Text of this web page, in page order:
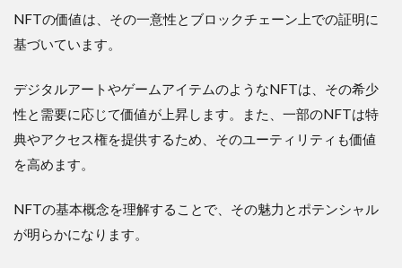
NFTの価値は、その一意性とブロックチェーン上での証明に
基づいています。
デジタルアートやゲームアイテムのようなNFTは、その希少
性と需要に応じて価値が上昇します。また、一部のNFTは特
典やアクセス権を提供するため、そのユーティリティも価値
を高めます。
NFTの基本概念を理解することで、その魅力とポテンシャル
が明らかになります。